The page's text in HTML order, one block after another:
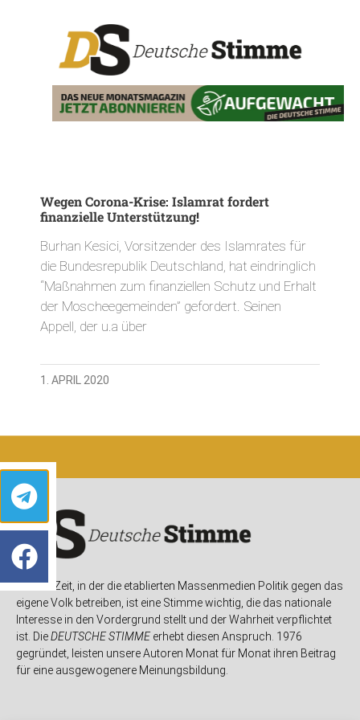
Wegen Corona-Krise: Islamrat fordert
finanzielle Unterstützung!
Burhan Kesici, Vorsitzender des Islamrates für
die Bundesrepublik Deutschland, hat eindringlich
“Maßnahmen zum finanziellen Schutz und Erhalt
der Moscheegemeinden” gefordert. Seinen
Appell, der u.a über
1. APRIL 2020
In einer Zeit, in der die etablierten Massenmedien Politik gegen das
eigene Volk betreiben, ist eine Stimme wichtig, die das nationale
Interesse in den Vordergrund stellt und der Wahrheit verpflichtet
ist. DieDEUTSCHE STIMMEerhebt diesen Anspruch. 1976
gegründet, leisten unsere Autoren Monat für Monat ihren Beitrag
für eine ausgewogenere Meinungsbildung.